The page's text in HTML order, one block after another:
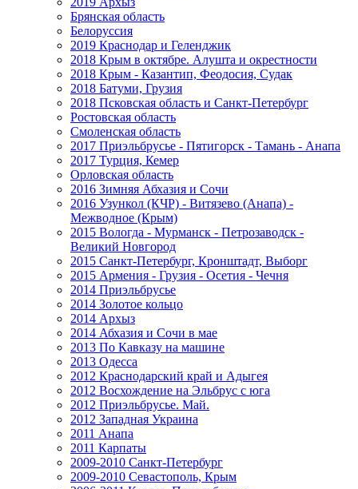
Брянская область
Белоруссия
2019 Краснодар и Геленджик
2018 Крым в октябре. Алушта и окрестности
2018 Крым - Казантип, Феодосия, Судак
2018 Батуми, Грузия
2018 Псковская область и Санкт-Петербург
Ростовская область
Смоленская область
2017 Приэльбрусье - Пятигорск - Тамань - Анапа
2017 Турция, Кемер
Орловская область
2016 Зимняя Абхазия и Сочи
2016 Узункол (КЧР) - Витязево (Анапа) -
Межводное (Крым)
2015 Вологда - Мурманск - Петрозаводск -
Великий Новгород
2015 Санкт-Петербург, Кронштадт, Выборг
2015 Армения - Грузия - Осетия - Чечня
2014 Приэльбрусье
2014 Золотое кольцо
2014 Архыз
2014 Абхазия и Сочи в мае
2013 По Кавказу на машине
2013 Одесса
2012 Краснодарский край и Адыгея
2012 Восхождение на Эльбрус с юга
2012 Приэльбрусье. Май.
2012 Западная Украина
2011 Анапа
2011 Карпаты
2009-2010 Санкт-Петербург
2009-2010 Севастополь, Крым